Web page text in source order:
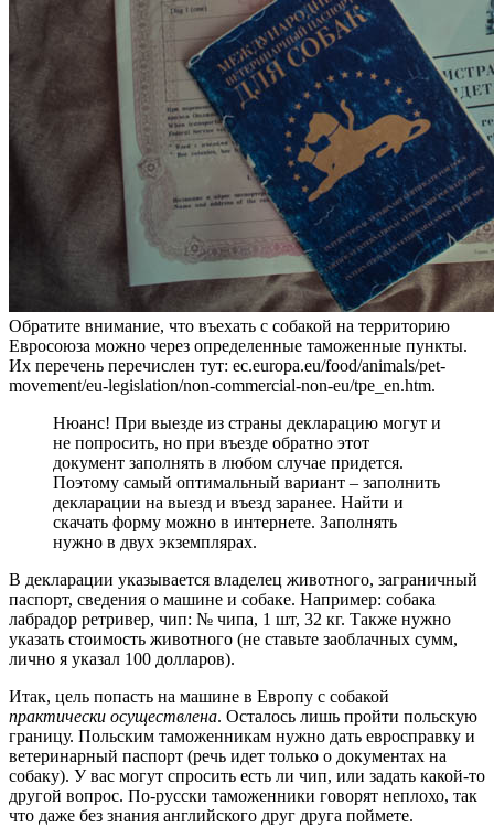
Обратите внимание, что въехать с собакой на территорию
Евросоюза можно через определенные таможенные пункты.
Их перечень перечислен тут: ec.europa.eu/food/animals/pet-
movement/eu-legislation/non-commercial-non-eu/tpe_en.htm.
Нюанс! При выезде из страны декларацию могут и
не попросить, но при въезде обратно этот
документ заполнять в любом случае придется.
Поэтому самый оптимальный вариант – заполнить
декларации на выезд и въезд заранее. Найти и
скачать форму можно в интернете. Заполнять
нужно в двух экземплярах.
В декларации указывается владелец животного, заграничный
паспорт, сведения о машине и собаке. Например: собака
лабрадор ретривер, чип: № чипа, 1 шт, 32 кг. Также нужно
указать стоимость животного (не ставьте заоблачных сумм,
лично я указал 100 долларов).
Итак, цель попасть на машине в Европу с собакой
практически осуществлена. Осталось лишь пройти польскую
границу. Польским таможенникам нужно дать евросправку и
ветеринарный паспорт (речь идет только о документах на
собаку). У вас могут спросить есть ли чип, или задать какой-то
другой вопрос. По-русски таможенники говорят неплохо, так
что даже без знания английского друг друга поймете.